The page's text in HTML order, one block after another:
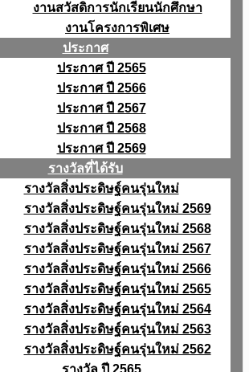
งานสวัสดิการนักเรียนนักศึกษา
งานโครงการพิเศษ
ประกาศ
ประกาศ ปี 2565
ประกาศ ปี 2566
ประกาศ ปี 2567
ประกาศ ปี 2568
ประกาศ ปี 2569
รางวัลที่ได้รับ
รางวัลสิ่งประดิษฐ์คนรุ่นใหม่
รางวัลสิ่งประดิษฐ์คนรุ่นใหม่ 2569
รางวัลสิ่งประดิษฐ์คนรุ่นใหม่ 2568
รางวัลสิ่งประดิษฐ์คนรุ่นใหม่ 2567
รางวัลสิ่งประดิษฐ์คนรุ่นใหม่ 2566
รางวัลสิ่งประดิษฐ์คนรุ่นใหม่ 2565
รางวัลสิ่งประดิษฐ์คนรุ่นใหม่ 2564
รางวัลสิ่งประดิษฐ์คนรุ่นใหม่ 2563
รางวัลสิ่งประดิษฐ์คนรุ่นใหม่ 2562
รางวัล ปี 2565